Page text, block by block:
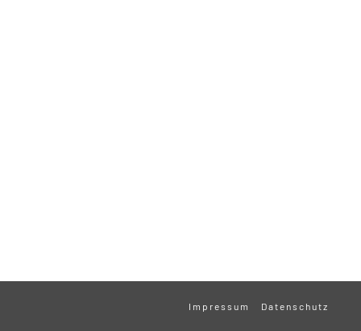
Impressum Datenschutz